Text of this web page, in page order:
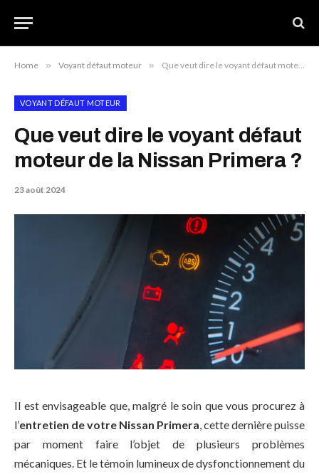
Home » Voyant défaut moteur » Que veut dire le voyant défaut moteur de la Nissan Primera ?
VOYANT DÉFAUT MOTEUR
Que veut dire le voyant défaut
moteur de la Nissan Primera ?
23 août 2024
Il est envisageable que, malgré le soin que vous procurez à
l’entretien de votre Nissan Primera , cette dernière puisse
par moment faire l’objet de plusieurs problèmes
mécaniques. Et le témoin lumineux de dysfonctionnement du